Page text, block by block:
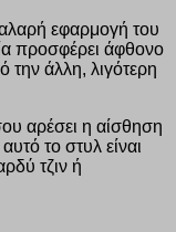
εφαρμογή του
προσφέρει άφθονο
την άλλη, λιγότερη
αρέσει η αίσθηση
το στυλ είναι
τζιν ή